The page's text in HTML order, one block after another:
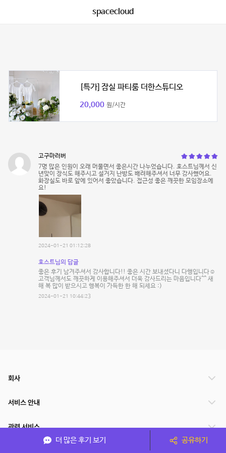
spacecloud
[특가] 잠실 파티룸 더한스튜디오
20,000 원/시간
고구마러버
7명 많은 인원이 오래 머물면서 좋은시간 나누었습니다. 호스트님께서 신
년맞이 장식도 해주시고 설거지 난방도 배려해주셔서 너무 감사했어요.
화장실도 바로 앞에 있어서 좋았습니다. 접근성 좋은 깨끗한 모임장소에
요!
2024-01-21 01:12:28
호스트님의 답글
좋은 후기 남겨주셔서 감사합니다!! 좋은 시간 보내셨다니 다행입니다☺️
고객님께서도 깨끗하게 이용해주셔서 더욱 감사드리는 마음입니다^^ 새
해 복 많이 받으시고 행복이 가득한 한 해 되세요 :)
2024-01-21 10:44:23
더 많은 후기 보기 공유하기
회사
서비스 안내
관련 서비스